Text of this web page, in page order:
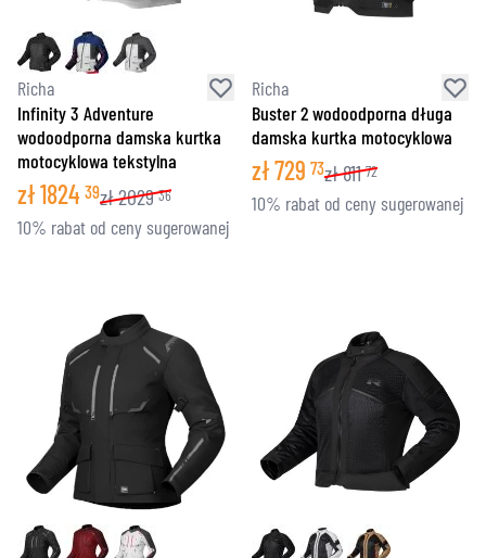
Richa
Infinity 3 Adventure
wodoodporna damska kurtka
motocyklowa tekstylna
zł1824 39zł2029 36
10% rabat od ceny sugerowanej
Richa
Buster 2 wodoodporna długa
damska kurtka motocyklowa
zł729 73zł811 72
10% rabat od ceny sugerowanej